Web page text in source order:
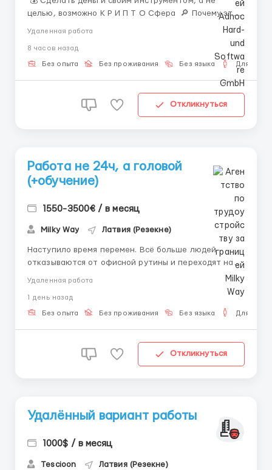
целью, возможно К Р И П Т О Сфера 🔎 Почему это
актуально В современном мире мало просто «иметь
приумножить свой бюджет, чтобы деньги не просто
лежали без дела, а работа...
Удаленная работа
8 часов назад
Без опыта Без проживания Без языка Для
Откликнуться
Работа не 24ч, а головой
(+обучение)
1550-3500€ / в месяц
Milky Way Латвия (Резекне)
Наступило время перемен. Всё больше людей
отказываются от офисной рутины и переходят на
решений открыт каждому — и мы готовы провести
вас в одну из самых доходных сфер. К Р И П Т О
ИНДУСТРИЯ Наш проект работает в этой самой
Удаленная работа
1 день назад
Без опыта Без проживания Без языка Для
Откликнуться
Удалённый вариант работы
1000$ / в месяц
Tescioon Латвия (Резекне)